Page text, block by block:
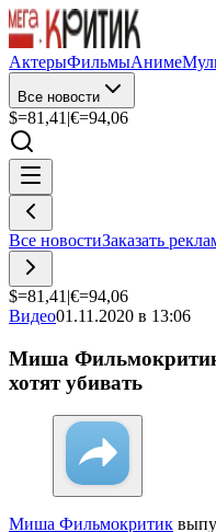
АктерыФильмыАниме
Все новости
$=81,41 |€=94,06
Все новостиЗаказать
$=81,41 |€=94,06
Видео01.11.2020 в 13:06
Миша
хотят убивать
Миша Фильмокритик